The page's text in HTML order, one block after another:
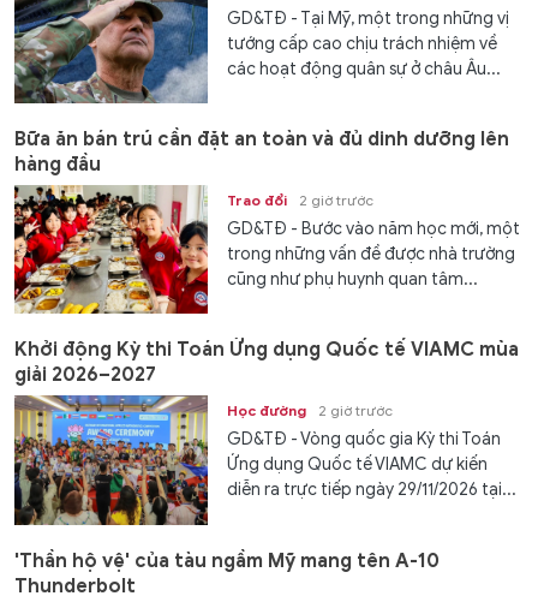
GD&TĐ - Tại Mỹ, một trong những vị
tướng cấp cao chịu trách nhiệm về
các hoạt động quân sự ở châu Âu...
Bữa ăn bán trú cần đặt an toàn và đủ dinh dưỡng lên
hàng đầu
Trao đổi 2 giờ trước
GD&TĐ - Bước vào năm học mới, một
trong những vấn đề được nhà trường
cũng như phụ huynh quan tâm...
Khởi động Kỳ thi Toán Ứng dụng Quốc tế VIAMC mùa
giải 2026–2027
Học đường 2 giờ trước
GD&TĐ - Vòng quốc gia Kỳ thi Toán
Ứng dụng Quốc tế VIAMC dự kiến
diễn ra trực tiếp ngày 29/11/2026 tại...
'Thần hộ vệ' của tàu ngầm Mỹ mang tên A-10
Thunderbolt